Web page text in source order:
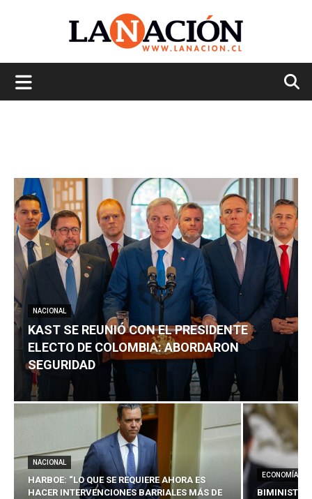
NACIONAL
KAST SE REUNIÓ CON EL PRESIDENTE
ELECTO DE COLOMBIA: ABORDARON
SEGURIDAD
NACIONAL
HARBOE: “LO QUE SE REQUIERE AHORA ES
HACER INTERVENCIONES BARRIALES MÁS DE
ECONOMÍA
BIMINISTRO